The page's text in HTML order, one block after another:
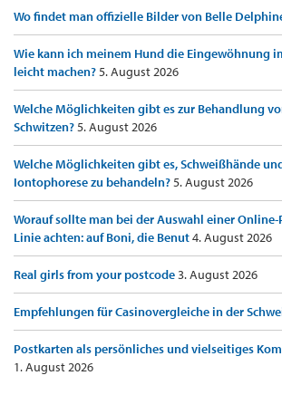
Wo findet man offizielle Bilder von Belle
Wie kann ich meinem Hund die Eingewöhnung
leicht machen?5. August 2026
Welche Möglichkeiten gibt es zur Behandlung
Schwitzen?5. August 2026
Welche Möglichkeiten gibt es, Schweißhände
Iontophorese zu behandeln?5. August 2026
Worauf sollte man bei der Auswahl einer
Linie achten: auf Boni, die Benut4. August 2026
Real girls from your postcode3. August 2026
Empfehlungen für Casinovergleiche in der
Postkarten als persönliches und vielseitiges
1. August 2026